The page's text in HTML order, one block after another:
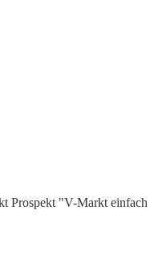
Prospekt "V-Markt einfach